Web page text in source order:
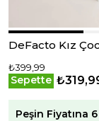
DeFacto Kız
₺399,99
Sepette
Peşin Fiyatına